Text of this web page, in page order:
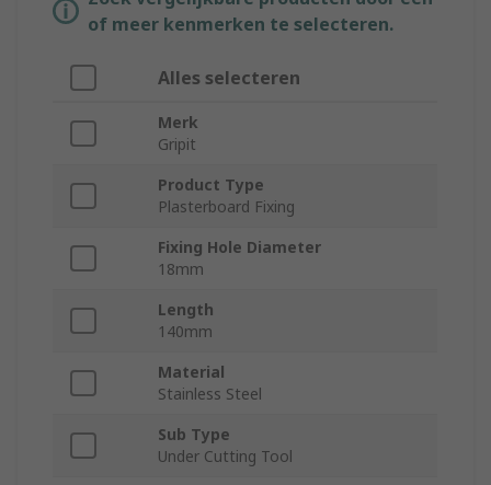
of meer kenmerken te selecteren.
Alles selecteren
Merk
Gripit
Product Type
Plasterboard Fixing
Fixing Hole Diameter
18mm
Length
140mm
Material
Stainless Steel
Sub Type
Under Cutting Tool